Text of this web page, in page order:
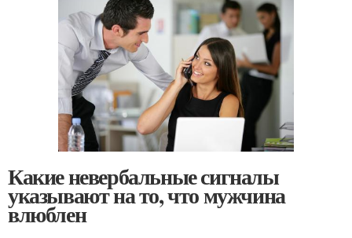
Какие невербальные сигналы
указывают на то, что мужчина
влюблен